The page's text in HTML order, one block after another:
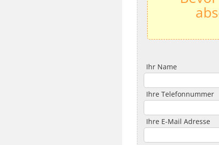
Ihr Name
Ihre Telefonnummer
Ihre E-Mail Adresse